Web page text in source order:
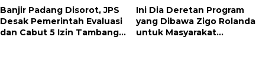
Banjir Padang Disorot, JPS
Desak Pemerintah Evaluasi
dan Cabut 5 Izin Tambang
Ini Dia Deretan Program
yang Dibawa Zigo Rolanda
untuk Masyarakat